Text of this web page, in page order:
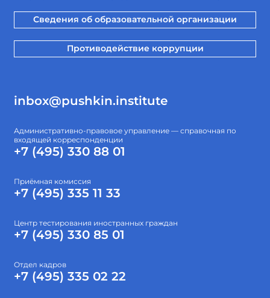
Сведения об образовательной организации
Противодействие коррупции
inbox@pushkin.institute
Административно-правовое управление — справочная по
входящей корреспонденции
+7 (495) 330 88 01
Приёмная комиссия
+7 (495) 335 11 33
Центр тестирования иностранных граждан
+7 (495) 330 85 01
Отдел кадров
+7 (495) 335 02 22